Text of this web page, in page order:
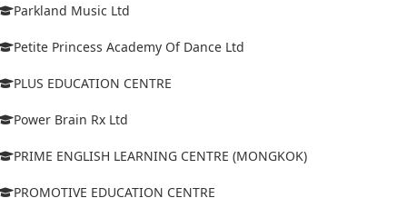
Parkland Music Ltd
Petite Princess Academy Of Dance Ltd
PLUS EDUCATION CENTRE
Power Brain Rx Ltd
PRIME ENGLISH LEARNING CENTRE (MONGKOK)
PROMOTIVE EDUCATION CENTRE